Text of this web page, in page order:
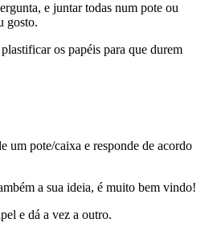
e juntar todas num pote ou
gosto.
os papéis para que durem
um pote/caixa e responde de acordo
a sua ideia, é muito bem vindo!
e dá a vez a outro.